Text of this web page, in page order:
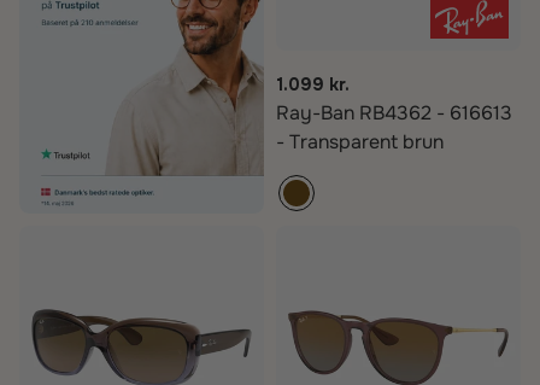
1.099 kr.
Ray-Ban RB4362 - 616613
- Transparent brun